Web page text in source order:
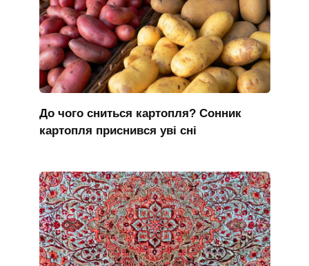
До чого сниться картопля? Сонник
картопля приснився уві сні